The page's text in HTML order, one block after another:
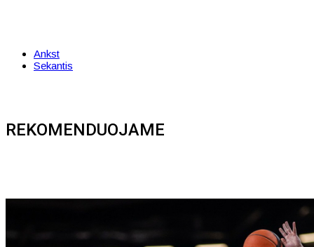
Ankst
Sekantis
REKOMENDUOJAME